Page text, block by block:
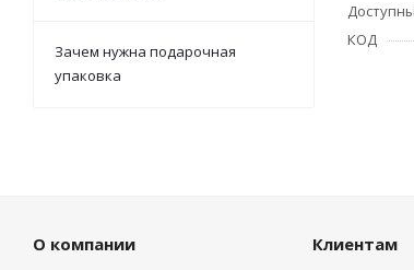
КОД
Зачем нужна подарочная
упаковка
О компании Клиентам